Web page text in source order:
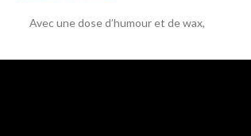
Avec une dose d’humour et de wax,